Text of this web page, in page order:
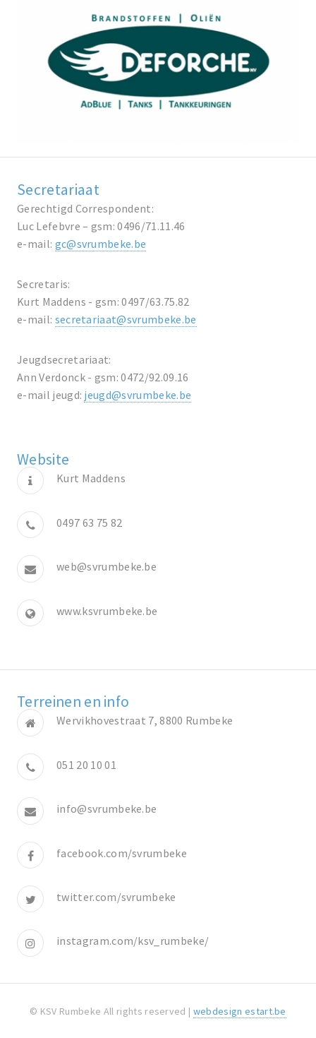
Secretariaat
Gerechtigd Correspondent:
Luc Lefebvre – gsm: 0496/71.11.46
e-mail: gc@svrumbeke.be
Secretaris:
Kurt Maddens - gsm: 0497/63.75.82
e-mail: secretariaat@svrumbeke.be
Jeugdsecretariaat:
Ann Verdonck - gsm: 0472/92.09.16
e-mail jeugd: jeugd@svrumbeke.be
Website
Kurt Maddens
0497 63 75 82
web@svrumbeke.be
www.ksvrumbeke.be
Terreinen en info
Wervikhovestraat 7, 8800 Rumbeke
051 20 10 01
info@svrumbeke.be
facebook.com/svrumbeke
twitter.com/svrumbeke
instagram.com/ksv_rumbeke/
© KSV Rumbeke All rights reserved | webdesign estart.be